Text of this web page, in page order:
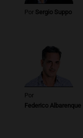
Por Sergio Suppo
Por
Federico Albarenque